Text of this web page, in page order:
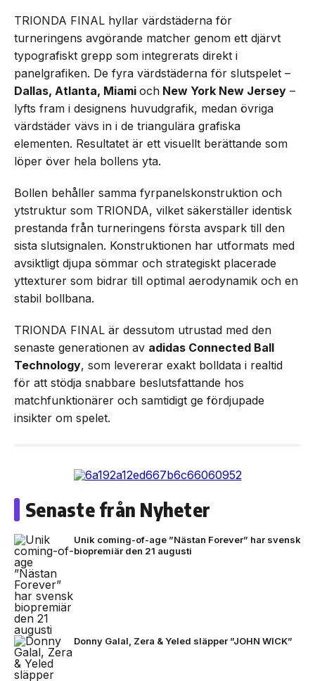
TRIONDA FINAL hyllar värdstäderna för
turneringens avgörande matcher genom ett djärvt
typografiskt grepp som integrerats direkt i
panelgrafiken. De fyra värdstäderna för slutspelet –
Dallas, Atlanta, Miami och New York New Jersey –
lyfts fram i designens huvudgrafik, medan övriga
värdstäder vävs in i de triangulära grafiska
elementen. Resultatet är ett visuellt berättande som
löper över hela bollens yta.
Bollen behåller samma fyrpanelskonstruktion och
ytstruktur som TRIONDA, vilket säkerställer identisk
prestanda från turneringens första avspark till den
sista slutsignalen. Konstruktionen har utformats med
avsiktligt djupa sömmar och strategiskt placerade
yttexturer som bidrar till optimal aerodynamik och en
stabil bollbana.
TRIONDA FINAL är dessutom utrustad med den
senaste generationen av adidas Connected Ball
Technology, som levererar exakt bolldata i realtid
för att stödja snabbare beslutsfattande hos
matchfunktionärer och samtidigt ge fördjupade
insikter om spelet.
Senaste från Nyheter
Unik coming-of-age ”Nästan Forever” har svensk
biopremiär den 21 augusti
Donny Galal, Zera & Yeled släpper ”JOHN WICK”